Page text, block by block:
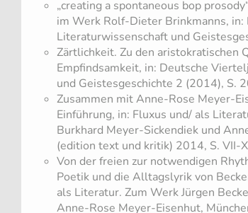
„creating a spontaneous bop
im Werk Rolf-Dieter Brinkmanns,
Literaturwissenschaft und
Zärtlichkeit. Zu den aristokratischen
Empfindsamkeit, in: Deutsche
und Geistesgeschichte 2 (2014), S.
Zusammen mit Anne-Rose Meyer-
Einführung, in: Fluxus und/ als
Burkhard Meyer-Sickendiek und
(edition text und kritik) 2014, S. VII-
Von der freien zur notwendigen
Poetik und die Alltagslyrik von
als Literatur. Zum Werk Jürgen
Anne-Rose Meyer-Eisenhut,